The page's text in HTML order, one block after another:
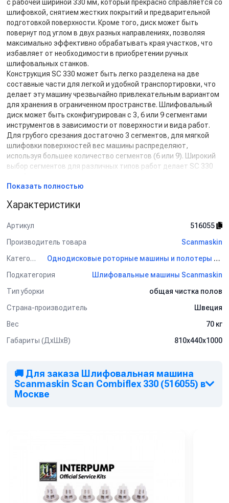
с рабочей шириной 330 мм, который прекрасно справляется со
шлифовкой, снятием жестких покрытий и предварительной
подготовкой поверхности. Кроме того, диск может быть
повернут под углом в двух разных направлениях, позволяя
максимально эффективно обрабатывать края участков, что
избавляет от необходимости в приобретении ручных
шлифовальных станков.
Конструкция SC 330 может быть легко разделена на две
составные части для легкой и удобной транспортировки, что
делает эту машину чрезвычайно привлекательным вариантом
для хранения в ограниченном пространстве. Шлифовальный
диск может быть сконфигурирован с 3, 6 или 9 сегментами
инструментов в зависимости от поверхности и вида работ.
Для грубого срезания достаточно 3 сегментов, для мягкой
шлифовки поверхностей вес машины распределяют,
используя большее количество сегментов (6 или 9). Широкий
выбор сегментов для различных типов работ делает SC 330
Подходит для работы на поверхностях небольших площадей.
Применение:
Шлифование вплотную к стене.
поверхностей.
Снятие неровных бетонных поверхностей.
Подготовка поверхности для нанесения покрытий.
Полировка поверхности.
Удаление остатков клея.
* Шлифовальная машина SC 330 предназначена
исключительно для обработки горизонтальных поверхностей.
машин
Показать полностью
Характеристики
Артикул
516055
Производитель товара
Scanmaskin
Категория
Однодисковые роторные машины и полотеры Scanmaskin
Подкатегория
Шлифовальные машины Scanmaskin
Тип уборки
общая чистка полов
Страна-производитель
Швеция
Вес
70 кг
Габариты (ДхШхВ)
810х440х1000
🚚 Для заказа Шлифовальная машина
Scanmaskin Scan Combiflex 330 (516055) в
Москве